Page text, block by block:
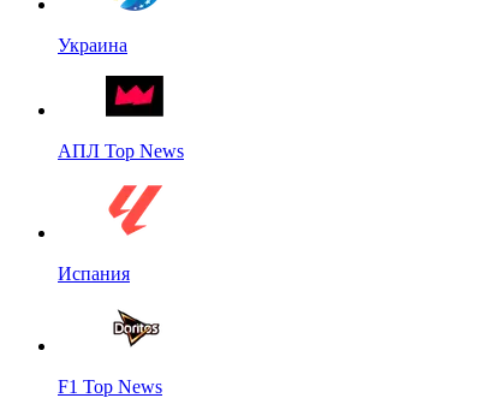
Украина
АПЛ Top News
Испания
F1 Top News